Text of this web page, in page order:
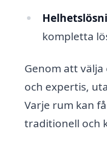
kompletta
Genom att
och expertis,
Varje rum kan
traditionell och